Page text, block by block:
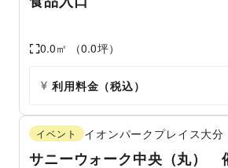
0.0㎡ （0.0坪）
利用料金（税込）
イベント イオンパークプレイス大分
サニーウォーク中央（丸）